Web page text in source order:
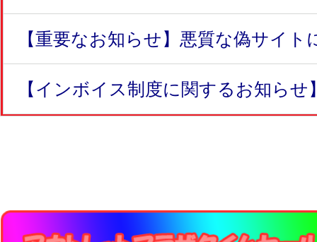
【重要なお知らせ】悪質な偽サイト
【インボイス制度に関するお知らせ